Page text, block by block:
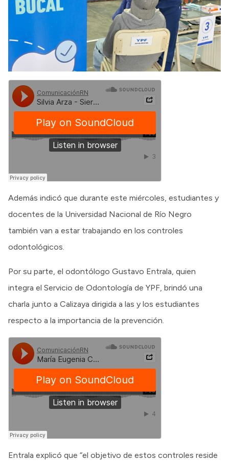
Además indicó que durante este miércoles, estudiantes y
docentes de la Universidad Nacional de Río Negro
también van a estar trabajando en los controles
odontológicos.
Por su parte, el odontólogo Gustavo Entrala, quien
integra el Servicio de Odontología de YPF, brindó una
charla junto a Calizaya dirigida a las y los estudiantes
respecto a la importancia de la prevención.
Entrala explicó que “el objetivo de estos controles reside